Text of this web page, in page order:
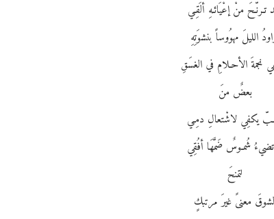
تـرنّـحَ منْ إعْيَائـهِ ألَقِـي
الليلَ مهوُوساً بنشوَتِهِ
نجمةَ الأحـلامِ في الغسَقِ
بعضٌ منَ
يكفِي لاشْتعالِ دمِـي
شُمـوسٌ ضَمَّهَا أفُقِي
لتمنحَ
معنىً غيرَ مرتبكٍ